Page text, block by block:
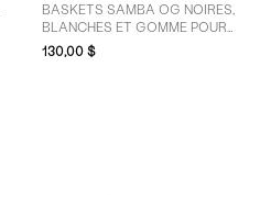
BASKETS SAMBA OG NOIRES,
BLANCHES ET GOMME POUR
FEMMES
130,00 $